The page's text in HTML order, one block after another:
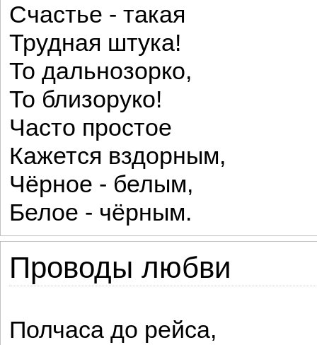
Счастье - такая
Трудная штука!
То дальнозорко,
То близоруко!
Часто простое
Кажется вздорным,
Чёрное - белым,
Белое - чёрным.
Проводы любви
Полчаса до рейса,